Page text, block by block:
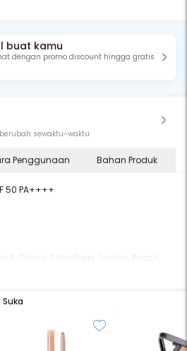
buat kamu
dengan promo discount hingga gratis
sewaktu-waktu
Penggunaan Bahan Produk
50 PA++++
Cherry, Strawberry, Lychee, Peach,
sebagai solusi perawatan bibir yang
Dengan perlindungan tinggi SPF 50